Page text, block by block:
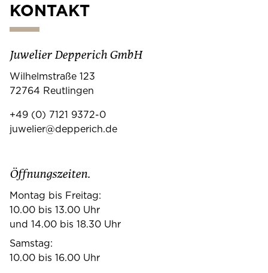
KONTAKT
Juwelier Depperich GmbH
Wilhelmstraße 123
72764 Reutlingen
+49 (0) 7121 9372-0
juwelier@depperich.de
Öffnungszeiten.
Montag bis Freitag:
10.00 bis 13.00 Uhr
und 14.00 bis 18.30 Uhr
Samstag:
10.00 bis 16.00 Uhr